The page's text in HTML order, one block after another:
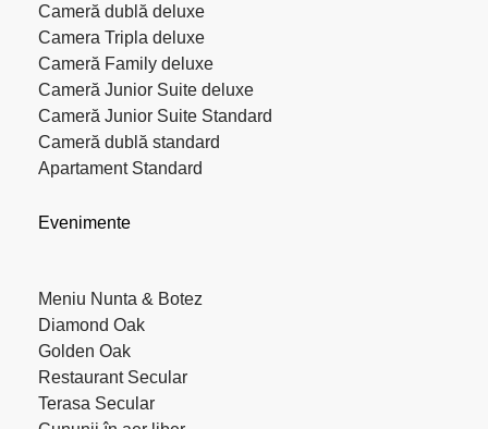
Cameră dublă deluxe
Camera Tripla deluxe
Cameră Family deluxe
Cameră Junior Suite deluxe
Cameră Junior Suite Standard
Cameră dublă standard
Apartament Standard
Evenimente
Meniu Nunta & Botez
Diamond Oak
Golden Oak
Restaurant Secular
Terasa Secular